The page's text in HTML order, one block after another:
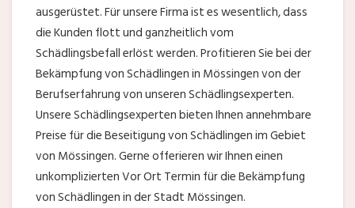
ausgerüstet. Für unsere Firma ist es wesentlich, dass
die Kunden flott und ganzheitlich vom
Schädlingsbefall erlöst werden. Profitieren Sie bei der
Bekämpfung von Schädlingen in Mössingen von der
Berufserfahrung von unseren Schädlingsexperten.
Unsere Schädlingsexperten bieten Ihnen annehmbare
Preise für die Beseitigung von Schädlingen im Gebiet
von Mössingen. Gerne offerieren wir Ihnen einen
unkomplizierten Vor Ort Termin für die Bekämpfung
von Schädlingen in der Stadt Mössingen.